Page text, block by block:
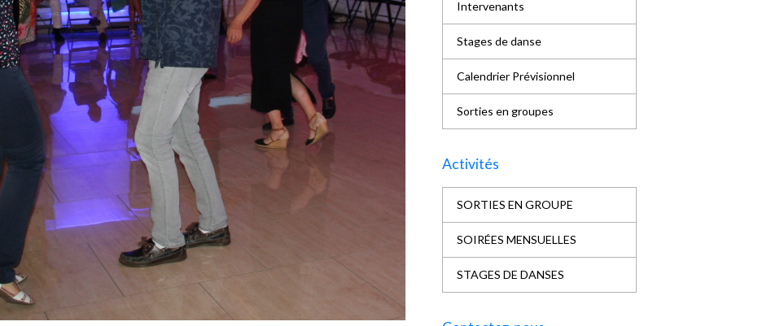
Intervenants
Stages de danse
Calendrier Prévisionnel
Sorties en groupes
Activités
SORTIES EN GROUPE
SOIRÉES MENSUELLES
STAGES DE DANSES